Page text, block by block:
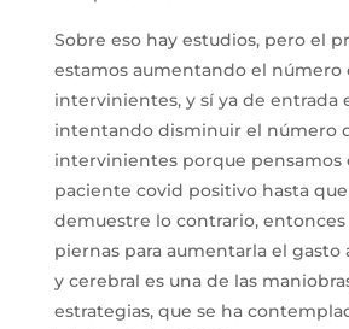
Sobre eso hay estudios, pero el
estamos aumentando el número
intervinientes, y sí ya de entrada
intentando disminuir el número
intervinientes porque pensamos
paciente covid positivo hasta
demuestre lo contrario, entonces
piernas para aumentarla el gasto
y cerebral es una de las
estrategias, que se ha